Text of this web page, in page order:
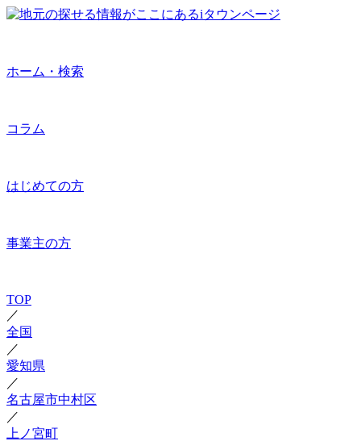
ホーム・検索
コラム
はじめての方
事業主の方
TOP
／
全国
／
愛知県
／
名古屋市中村区
／
上ノ宮町